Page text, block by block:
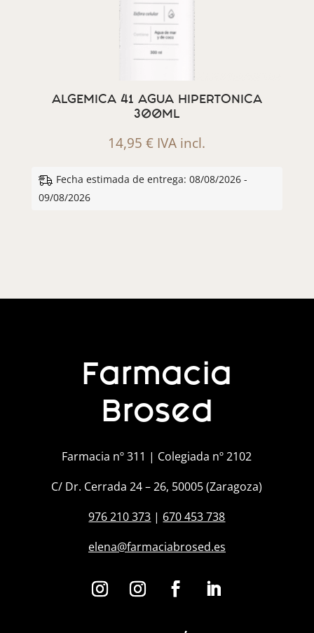
ALGEMICA 41 AGUA HIPERTONICA
300ML
14,95€ IVA incl.
Fecha estimada de entrega: 08/08/2026 -
09/08/2026
Farmacia
Brosed
Farmacia nº 311 | Colegiada nº 2102
C/ Dr. Cerrada 24 – 26, 50005 (Zaragoza)
976 210 373 | 670 453 738
elena@farmaciabrosed.es